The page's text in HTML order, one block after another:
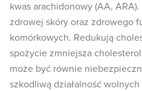
kwas arachidonowy (AA,
zdrowej skóry oraz zdrowego
komórkowych. Redukują
spożycie zmniejsza
może być równie
szkodliwą działalność